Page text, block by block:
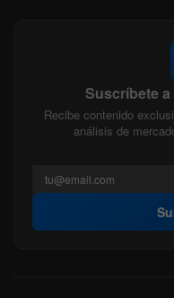
Suscríbete
Recibe contenido
análisis de